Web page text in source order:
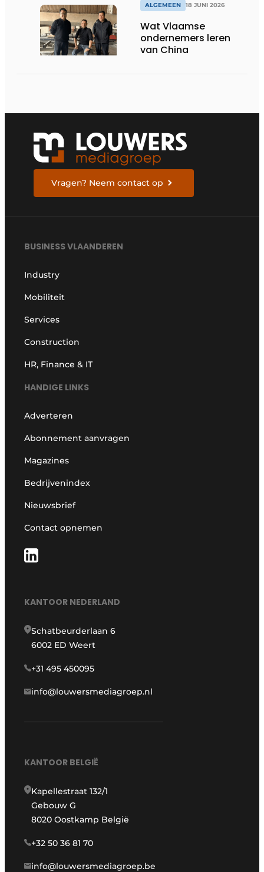
ALGEMEEN 18 JUNI 2026
Wat Vlaamse
ondernemers leren
van China
Vragen? Neem contact op
BUSINESS VLAANDEREN
Industry
Mobiliteit
Services
Construction
HR, Finance & IT
HANDIGE LINKS
Adverteren
Abonnement aanvragen
Magazines
Bedrijvenindex
Nieuwsbrief
Contact opnemen
KANTOOR NEDERLAND
Schatbeurderlaan 6
6002 ED Weert
+31 495 450095
info@louwersmediagroep.nl
KANTOOR BELGIË
Kapellestraat 132/1
Gebouw G
8020 Oostkamp België
+32 50 36 81 70
info@louwersmediagroep.be